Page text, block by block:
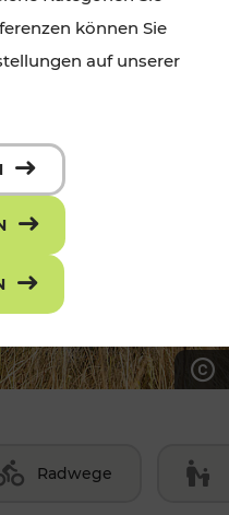
Radwege
können Sie
auf unserer